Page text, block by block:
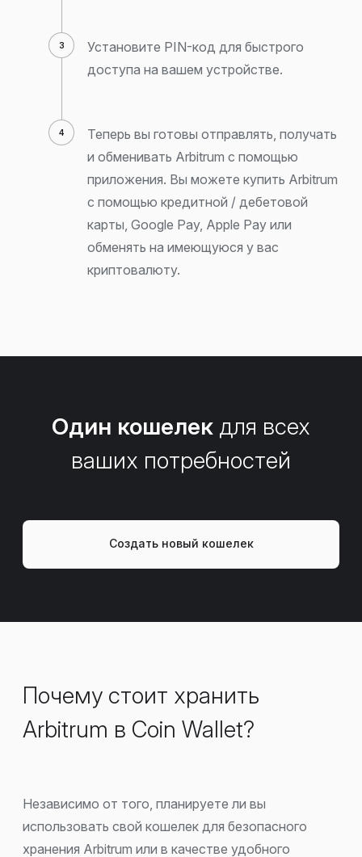
Установите PIN-код для быстрого
доступа на вашем устройстве.
Теперь вы готовы отправлять, получать
и обменивать Arbitrum с помощью
приложения. Вы можете купить Arbitrum
с помощью кредитной / дебетовой
карты, Google Pay, Apple Pay или
обменять на имеющуюся у вас
криптовалюту.
Один кошелек для всех
ваших потребностей
Создать новый кошелек
Почему стоит хранить
Arbitrum в Coin Wallet?
Независимо от того, планируете ли вы
использовать свой кошелек для безопасного
хранения Arbitrum или в качестве удобного